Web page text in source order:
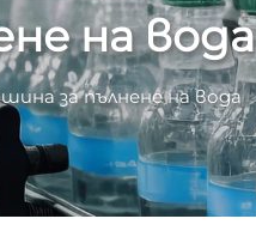
на вода
за пълнене на вода